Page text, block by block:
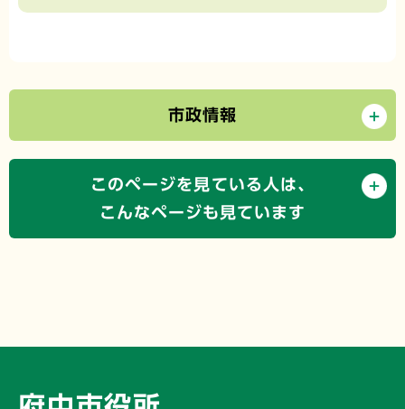
市政情報
このページを見ている人は、
こんなページも見ています